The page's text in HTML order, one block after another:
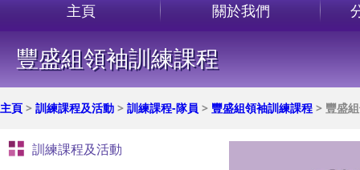
主頁 關於我們
豐盛組領袖訓練課程
主頁 > 訓練課程及活動 > 訓練課程-隊員 > 豐盛組領袖訓練課程 > 豐盛
訓練課程及活動